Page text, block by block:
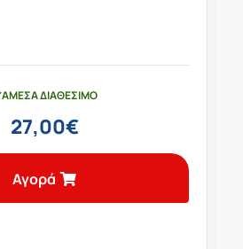
ΆΜΕΣΑ ΔΙΑΘΈΣΙΜΟ
27,00€
Αγορά